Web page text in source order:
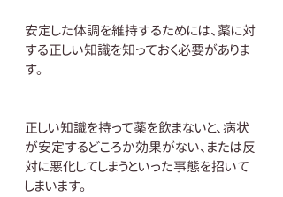
安定した体調を維持するためには、薬に対
する正しい知識を知っておく必要がありま
す。
正しい知識を持って薬を飲まないと、病状
が安定するどころか効果がない、または反
対に悪化してしまうといった事態を招いて
しまいます。